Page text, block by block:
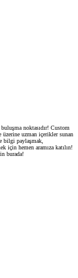
noktasıdır! Custom
uzman içerikler sunan
bilgi paylaşmak,
için hemen aramıza katılın!
burada!